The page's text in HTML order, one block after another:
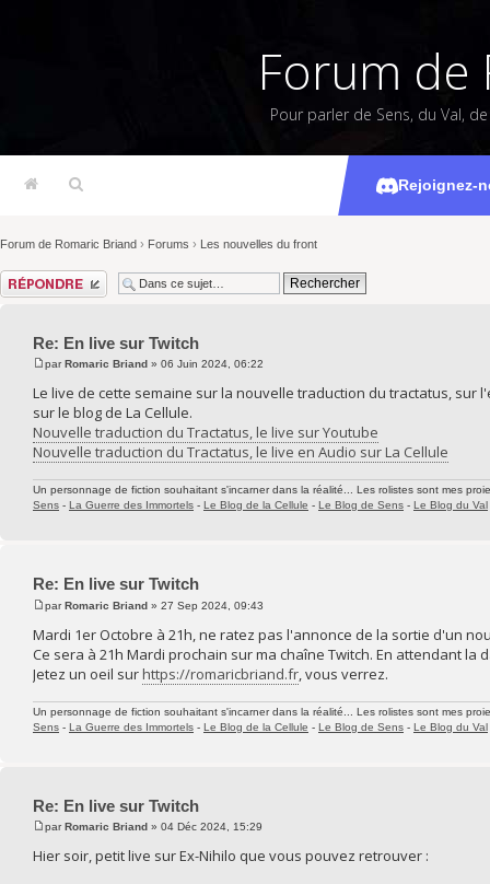
Forum de
Pour parler de Sens, du Val,
Rejoignez-
Forum de Romaric Briand › Forums › Les nouvelles du front
Répondre
Re: En live sur Twitch
parRomaric Briand » 06 Juin 2024, 06:22
Le live de cette semaine sur la nouvelle traduction du tractatus, sur
sur le blog de La Cellule.
Nouvelle traduction du Tractatus, le live sur Youtube
Nouvelle traduction du Tractatus, le live en Audio sur La Cellule
Un personnage de fiction souhaitant s'incarner dans la réalité... Les rolistes sont mes
Sens - La Guerre des Immortels - Le Blog de la Cellule - Le Blog de Sens - Le Blog du Val
Re: En live sur Twitch
parRomaric Briand » 27 Sep 2024, 09:43
Mardi 1er Octobre à 21h, ne ratez pas l'annonce de la sortie d'un
Ce sera à 21h Mardi prochain sur ma chaîne Twitch. En attendant la
Jetez un oeil surhttps://romaricbriand.fr , vous verrez.
Un personnage de fiction souhaitant s'incarner dans la réalité... Les rolistes sont mes
Sens - La Guerre des Immortels - Le Blog de la Cellule - Le Blog de Sens - Le Blog du Val
Re: En live sur Twitch
parRomaric Briand » 04 Déc 2024, 15:29
Hier soir, petit live sur Ex-Nihilo que vous pouvez retrouver :